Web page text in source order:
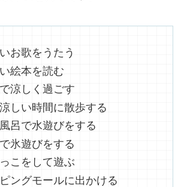
お歌をうたう
絵本を読む
涼しく過ごす
しい時間に散歩する
呂で水遊びをする
氷遊びをする
こをして遊ぶ
ングモールに出かける